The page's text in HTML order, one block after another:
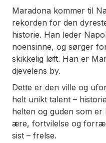
Maradona kommer til
rekorden for den
historie. Han leder
noensinne, og sørger
skikkelig løft. Han er
djevelens by.
Dette er den ville og
helt unikt talent –
helten og guden som
ære, fortvilelse og
sist – frelse.